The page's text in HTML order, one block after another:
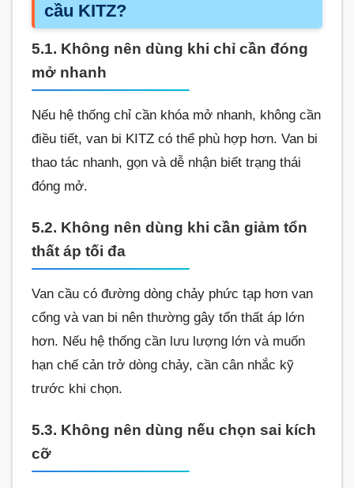
cầu KITZ?
5.1. Không nên dùng khi chỉ cần đóng
mở nhanh
Nếu hệ thống chỉ cần khóa mở nhanh, không cần
điều tiết, van bi KITZ có thể phù hợp hơn. Van bi
thao tác nhanh, gọn và dễ nhận biết trạng thái
đóng mở.
5.2. Không nên dùng khi cần giảm tổn
thất áp tối đa
Van cầu có đường dòng chảy phức tạp hơn van
cổng và van bi nên thường gây tổn thất áp lớn
hơn. Nếu hệ thống cần lưu lượng lớn và muốn
hạn chế cản trở dòng chảy, cần cân nhắc kỹ
trước khi chọn.
5.3. Không nên dùng nếu chọn sai kích
cỡ